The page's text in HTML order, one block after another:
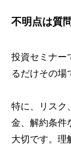
不明点は質
投資セミナー
るだけその場
特に、リスク
金、解約条件
大切です。理